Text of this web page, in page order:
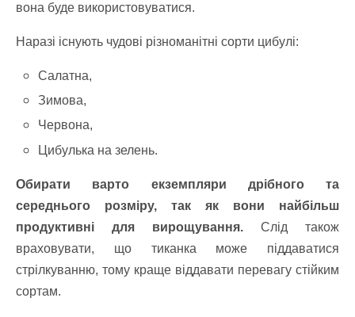
вона буде використовуватися.
Наразі існують чудові різноманітні сорти цибулі:
Салатна,
Зимова,
Червона,
Цибулька на зелень.
Обирати варто екземпляри дрібного та
середнього розміру, так як вони найбільш
продуктивні для вирощування. Слід також
враховувати, що тиканка може піддаватися
стрілкуванню, тому краще віддавати перевагу стійким
сортам.